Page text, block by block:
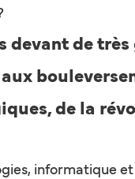
devant de
de la
informatique